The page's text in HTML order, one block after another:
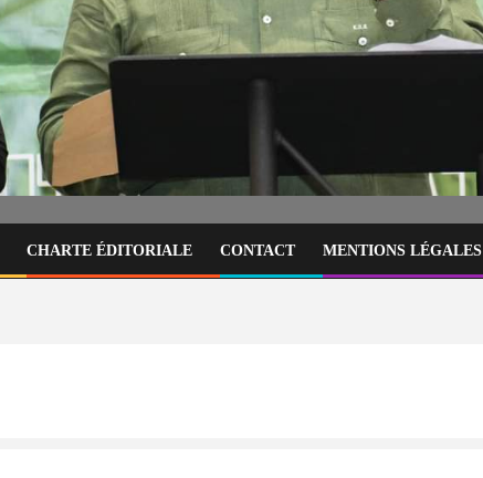
CHARTE ÉDITORIALE CONTACT MENTIONS LÉGALES